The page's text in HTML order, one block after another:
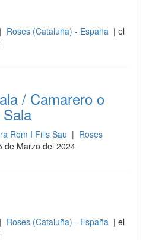
| Roses (Cataluña) - España | el
/ Camarero o
Rom I Fills Sau | Roses
de Marzo del 2024
| Roses (Cataluña) - España | el